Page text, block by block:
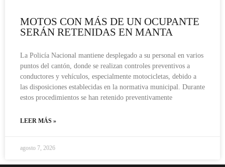
MOTOS CON MÁS DE UN OCUPANTE
SERÁN RETENIDAS EN MANTA
La Policía Nacional mantiene desplegado a su personal en varios
puntos del cantón, donde se realizan controles preventivos a
conductores y vehículos, especialmente motocicletas, debido a
las disposiciones establecidas en la normativa municipal. Durante
estos procedimientos se han retenido preventivamente
LEER MÁS »
agosto 7, 2026